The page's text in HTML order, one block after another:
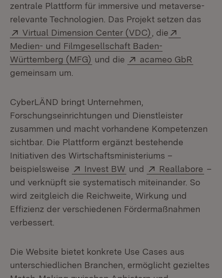
zentrale Plattform für immersive und metaverse-
relevante Technologien. Das Projekt setzen das
Extern:
Virtual Dimension Center (VDC) (Öffnet in
, die
Medien- und Filmgesellschaft Baden-
Württemberg (MFG) (Öffnet in neuem Fenster)
und die Extern:
acameo GbR
gemeinsam um.
CyberLÄND bringt Unternehmen,
Forschungseinrichtungen und Dienstleister
zusammen und macht vorhandene Kompetenzen
sichtbar. Die Plattform ergänzt bestehende
Initiativen des Wirtschaftsministeriums –
beispielsweise
Extern:
Invest BW (Öffnet in neuem
und Extern:
Reallabore –
und verknüpft sie systematisch miteinander. So
wird zeitgleich die Reichweite, Wirkung und
Effizienz der verschiedenen Fördermaßnahmen
verbessert.
Die Website bietet konkrete Use Cases aus
unterschiedlichen Branchen, ermöglicht gezieltes